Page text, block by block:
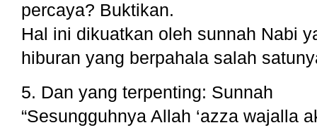
percaya? Buktikan.
Hal ini dikuatkan oleh sunnah Nabi
hiburan yang berpahala salah
5. Dan yang terpenting: Sunnah
“Sesungguhnya Allah ‘azza wajalla